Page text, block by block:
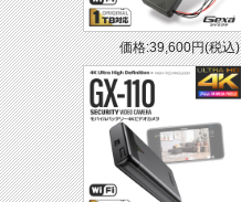
価格:39,600円(税込)